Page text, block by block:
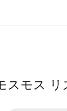
スモス